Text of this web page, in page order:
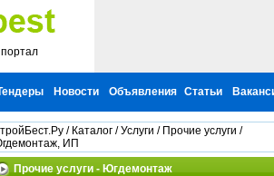
Новости Объявления Статьи
/ Каталог /Услуги / Прочие услуги /
ИП
Прочие услуги - Югдемонтаж